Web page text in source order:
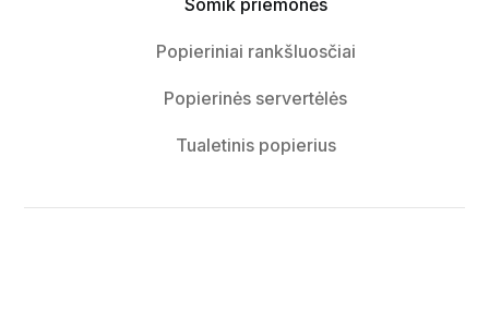
Popieriniai rankšluosčiai
Popierinės servertėlės
Tualetinis popierius